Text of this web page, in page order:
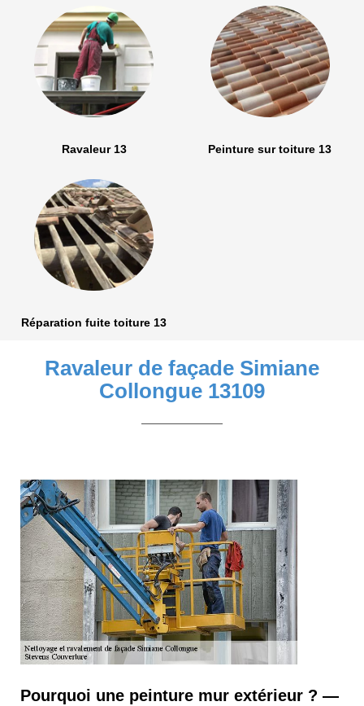
Ravaleur 13 Peinture sur toiture 13
Réparation fuite toiture 13
Ravaleur de façade Simiane
Collongue 13109
Pourquoi une peinture mur extérieur ? —